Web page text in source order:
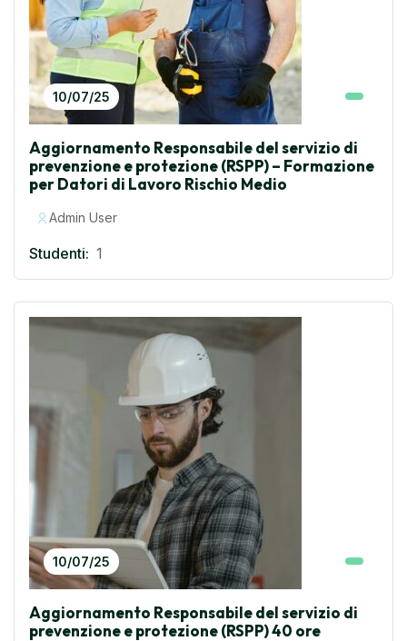
10/07/25
Aggiornamento Responsabile del servizio di
prevenzione e protezione (RSPP) – Formazione
per Datori di Lavoro Rischio Medio
Admin User
Studenti: 1
10/07/25
Aggiornamento Responsabile del servizio di
prevenzione e protezione (RSPP) 40 ore